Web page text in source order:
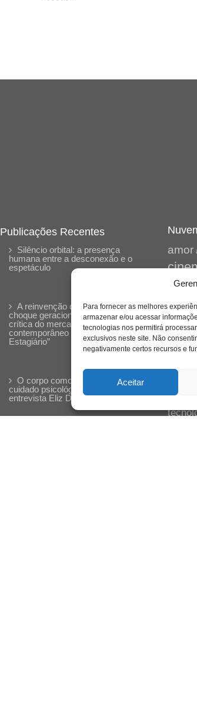
Para fornecer as melhores
armazenar e/ou acessar
tecnologias nos permitirá
exclusivos neste site. Não
negativamente certos recursos e
Aceitar
Publicações Recentes
Silêncio orbital: a presença
humana entre a desconexão e o
espetáculo
A reinvenção do trabalho e o
choque geracional: uma análise
crítica do mercado
contemporâneo em “Um Senhor
Estagiário”
O corpo como expressão do
cuidado psicológico: (En)Cena
entrevista Eliz Dorneles
amor
crianca
freud
loucura